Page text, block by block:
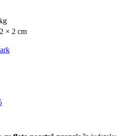
× 2 cm